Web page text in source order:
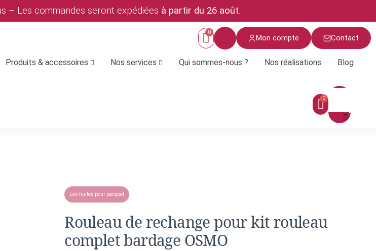
– Les commandes seront expédiées à partir du 26 août.
Mon compte Contact
Produits & accessoires Nos services Qui sommes-nous ? Nos réalisations Blog
Menu
Rouleau de rechange pour kit rouleau
complet bardage OSMO
Les huiles pour parquet